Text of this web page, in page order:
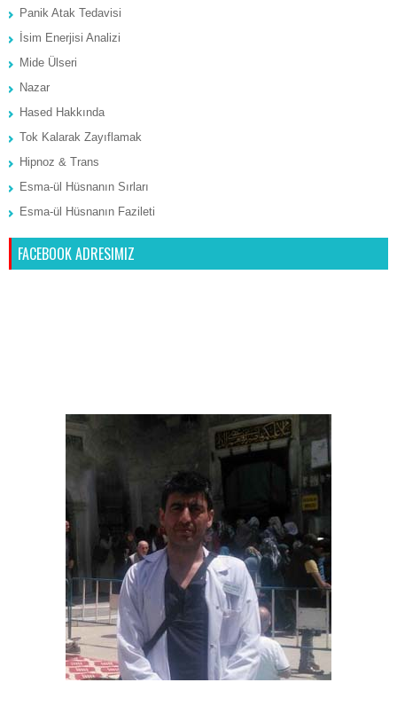
Panik Atak Tedavisi
İsim Enerjisi Analizi
Mide Ülseri
Nazar
Hased Hakkında
Tok Kalarak Zayıflamak
Hipnoz & Trans
Esma-ül Hüsnanın Sırları
Esma-ül Hüsnanın Fazileti
FACEBOOK ADRESIMIZ